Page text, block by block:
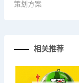
策划方案
相关推荐